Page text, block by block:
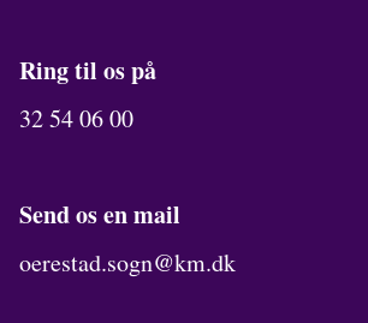
Ring til os på
32 54 06 00
Send os en mail
oerestad.sogn@km.dk